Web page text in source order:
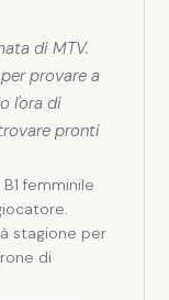
di MTV.
provare a
l'ora di
pronti
femminile
stagione per
di